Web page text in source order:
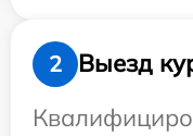
2
Выезд